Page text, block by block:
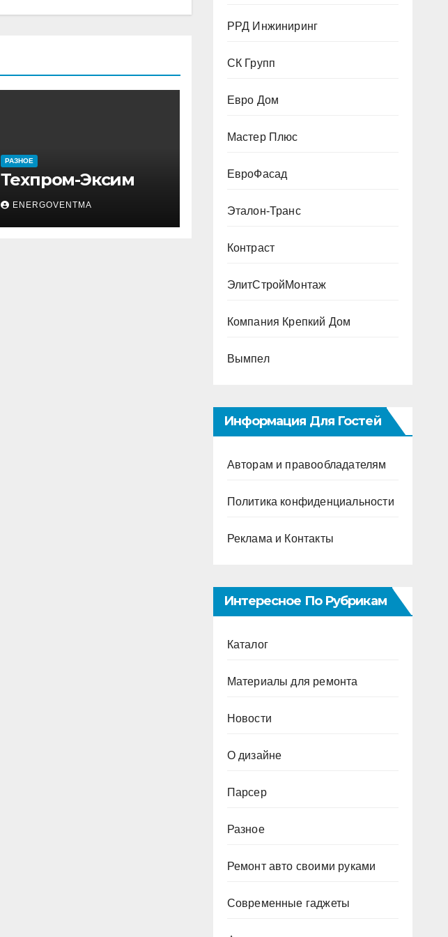
РАЗНОЕ
Техпром-Эксим
ENERGOVENTMA
РРД Инжиниринг
СК Групп
Евро Дом
Мастер Плюс
ЕвроФасад
Эталон-Транс
Контраст
ЭлитСтройМонтаж
Компания Крепкий Дом
Вымпел
Информация Для Гостей
Авторам и правообладателям
Политика конфиденциальности
Реклама и Контакты
Интересное По Рубрикам
Каталог
Материалы для ремонта
Новости
О дизайне
Парсер
Разное
Ремонт авто своими руками
Современные гаджеты